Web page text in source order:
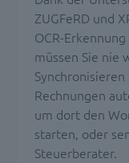
ZUGFeRD und
OCR-
müssen Sie nie
Rechnungen
um dort den
starten, oder
Steuerberater.